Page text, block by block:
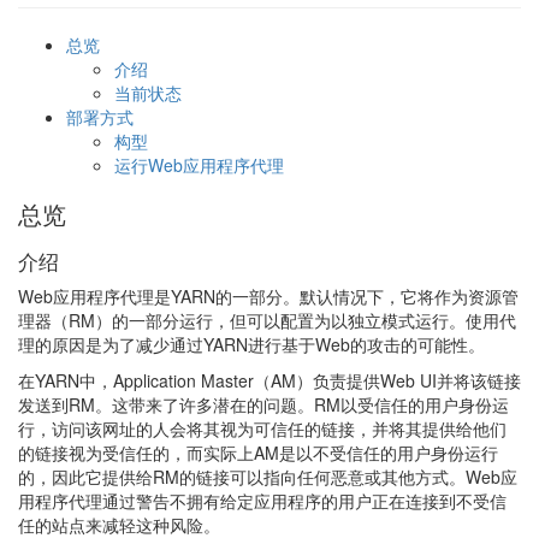
总览
介绍
当前状态
部署方式
构型
运行Web应用程序代理
总览
介绍
Web应用程序代理是YARN的一部分。默认情况下，它将作为资源管
理器（RM）的一部分运行，但可以配置为以独立模式运行。使用代
理的原因是为了减少通过YARN进行基于Web的攻击的可能性。
在YARN中，Application Master（AM）负责提供Web UI并将该链接
发送到RM。这带来了许多潜在的问题。RM以受信任的用户身份运
行，访问该网址的人会将其视为可信任的链接，并将其提供给他们
的链接视为受信任的，而实际上AM是以不受信任的用户身份运行
的，因此它提供给RM的链接可以指向任何恶意或其他方式。Web应
用程序代理通过警告不拥有给定应用程序的用户正在连接到不受信
任的站点来减轻这种风险。